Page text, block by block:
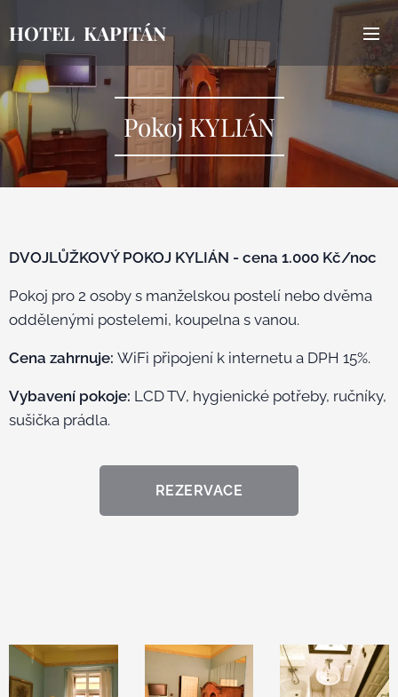
HOTEL KAPITÁN
Pokoj KYLIÁN
DVOJLŮŽKOVÝ POKOJ KYLIÁN - cena 1.000 Kč/noc
Pokoj pro 2 osoby s manželskou postelí nebo dvěma
oddělenými postelemi, koupelna s vanou.
Cena zahrnuje: WiFi připojení k internetu a DPH 15%.
Vybavení pokoje: LCD TV, hygienické potřeby, ručníky,
sušička prádla.
REZERVACE